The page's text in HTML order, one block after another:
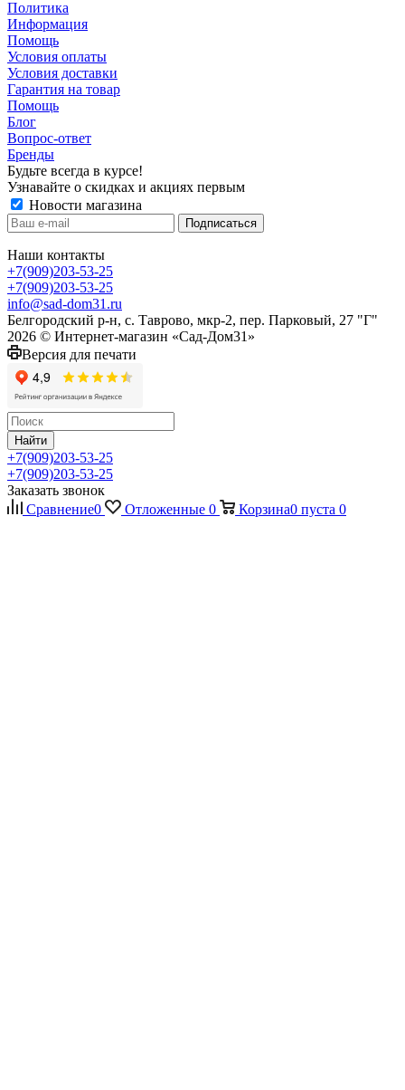
Политика
Информация
Помощь
Условия оплаты
Условия доставки
Гарантия на товар
Помощь
Блог
Вопрос-ответ
Бренды
Будьте всегда в курсе!
Узнавайте о скидках и акциях первым
Новости магазина
Наши контакты
+7(909)203-53-25
+7(909)203-53-25
info@sad-dom31.ru
Белгородский р-н, с. Таврово, мкр-2, пер. Парковый, 27 "Г"
2026 © Интернет-магазин «Сад-Дом31»
Версия для печати
Найти
+7(909)203-53-25
+7(909)203-53-25
Заказать звонок
Сравнение0 Отложенные 0 Корзина0 пуста 0